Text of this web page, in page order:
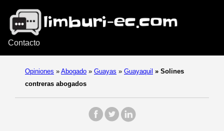
Contacto
Opiniones » Abogado » Guayas » Guayaquil » Solines
contreras abogados